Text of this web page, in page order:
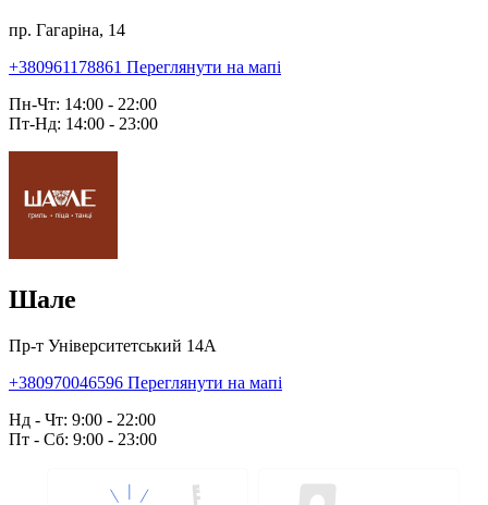
пр. Гагаріна, 14
+380961178861 Переглянути на мапі
Пн-Чт: 14:00 - 22:00
Пт-Нд: 14:00 - 23:00
Шале
Пр-т Університетський 14А
+380970046596 Переглянути на мапі
Нд - Чт: 9:00 - 22:00
Пт - Сб: 9:00 - 23:00